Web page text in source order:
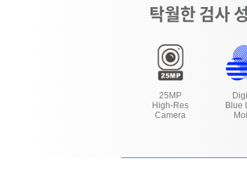
탁월한 검사
25MP
High-Res
Camera
Blue